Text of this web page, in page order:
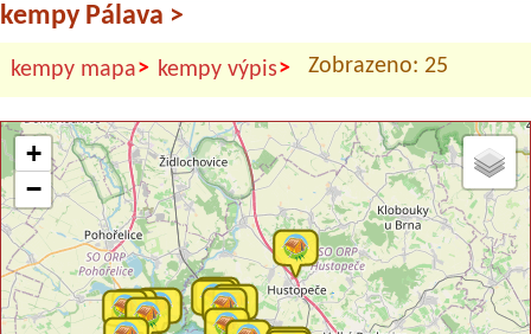
kempy Pálava >
kempy mapa> kempy výpis> Zobrazeno: 25
+
−